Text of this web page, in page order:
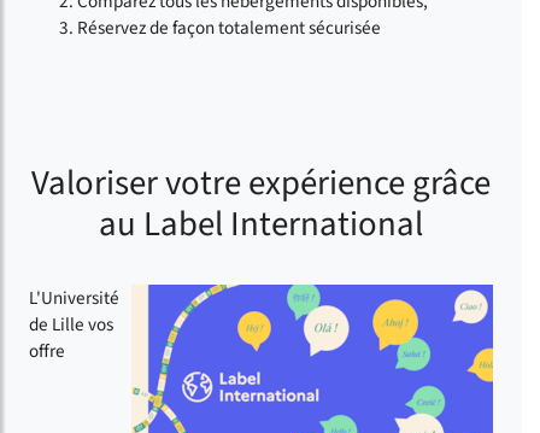
Réservez de façon totalement sécurisée
Valoriser votre expérience grâce
au Label International
L'Université
de Lille vos
offre